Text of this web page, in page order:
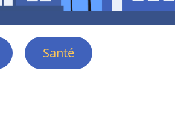
Santé